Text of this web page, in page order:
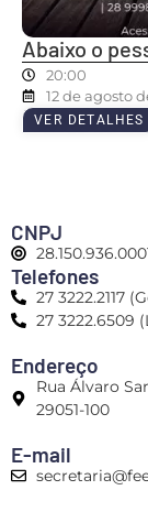
Abaixo o
20:00
12 de agosto
VER DETALHES
CNPJ
Telefones
27 3222.2117
27 3222.6509
Endereço
Rua Álvaro
29051-100
E-mail